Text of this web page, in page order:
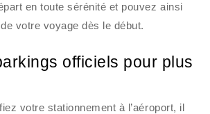
en toute sérénité et pouvez ainsi
votre voyage dès le début.
officiels pour plus
votre stationnement à l’aéroport, il